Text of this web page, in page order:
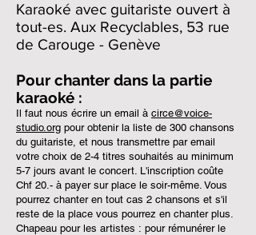
Karaoké avec guitariste ouvert à
tout-es. Aux Recyclables, 53 rue
de Carouge - Genève
Pour chanter dans la partie
karaoké :
Il faut nous écrire un email à circe@voice-
studio.org pour obtenir la liste de 300 chansons
du guitariste, et nous transmettre par email
votre choix de 2-4 titres souhaités au minimum
5-7 jours avant le concert. L'inscription coûte
Chf 20.- à payer sur place le soir-même. Vous
pourrez chanter en tout cas 2 chansons et s'il
reste de la place vous pourrez en chanter plus.
Chapeau pour les artistes : pour rémunérer le